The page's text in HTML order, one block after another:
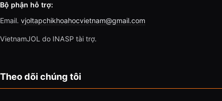
Bộ phận hỗ trợ:
Email. vjoltapchikhoahocvietnam@gmail.com
VietnamJOL do INASP tài trợ.
Theo dõi chúng tôi